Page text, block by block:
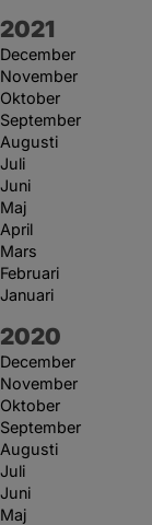
År:
2021
December
November
Oktober
September
Augusti
Juli
Juni
Maj
April
Mars
Februari
Januari
År:
2020
December
November
Oktober
September
Augusti
Juli
Juni
Maj